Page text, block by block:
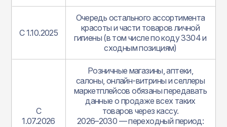
С 1.10.2025
Очередь остального ассортимента
красоты и части товаров личной
гигиены (в том числе по коду 3304 и
сходным позициям)
С
1.07.2026
Розничные магазины, аптеки,
салоны, онлайн‑витрины и селлеры
маркетплейсов обязаны передавать
данные о продаже всех таких
товаров через кассу.
2026–2030 — переходный период: